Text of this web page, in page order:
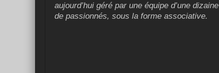
aujourd’hui géré par une équipe d’une dizaine
de passionnés, sous la forme associative.